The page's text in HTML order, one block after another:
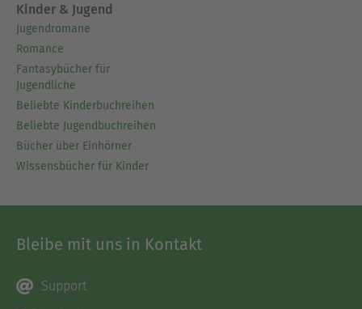
Kinder & Jugend
Jugendromane
Romance
Fantasybücher für
Jugendliche
Beliebte Kinderbuchreihen
Beliebte Jugendbuchreihen
Bücher über Einhörner
Wissensbücher für Kinder
Bleibe mit uns in Kontakt
Support